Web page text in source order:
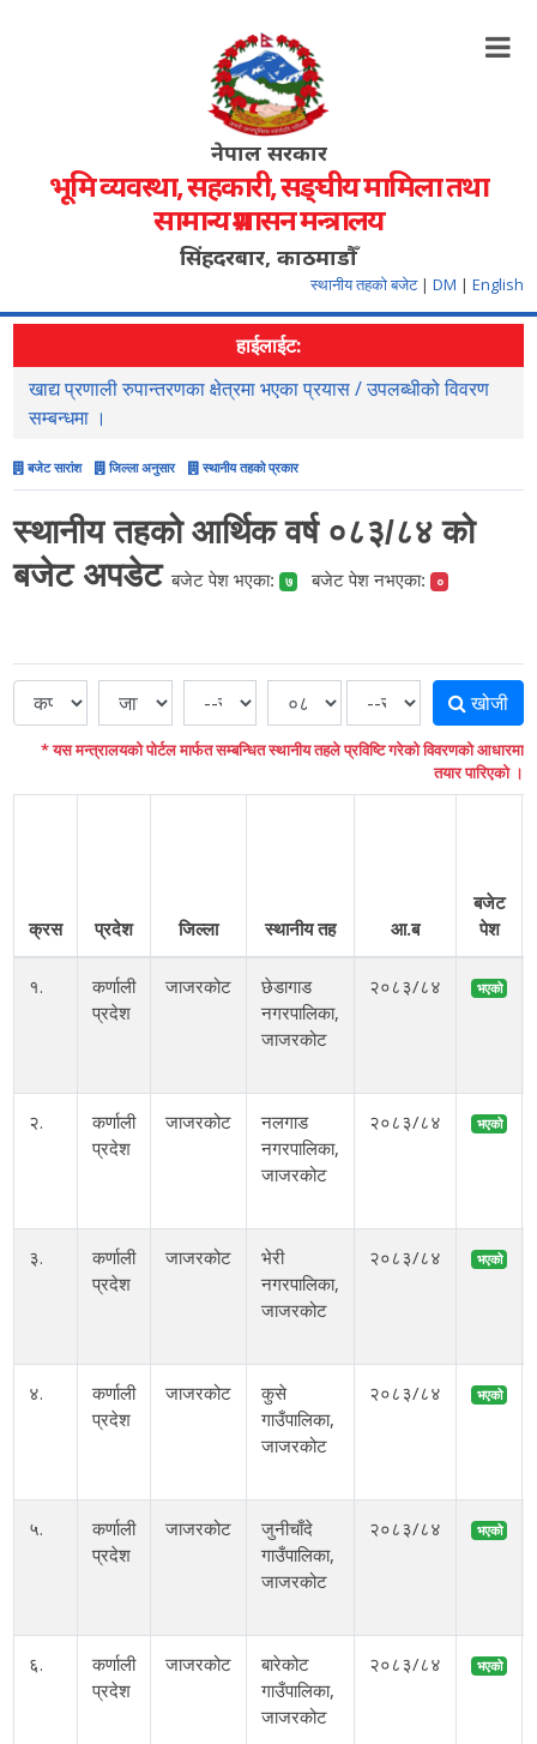
नेपाल सरकार
भूमि व्यवस्था, सहकारी, सङ्‍घीय मामिला तथा
सामान्य प्रशासन मन्त्रालय
सिंहदरबार, काठमाडौँ
स्थानीय तहको बजेट | DM | English
हाईलाईट:
खाद्य प्रणाली रुपान्तरणका क्षेत्रमा भएका प्रयास / उपलब्धीको विवरण
सम्बन्धमा ।
बजेट सारांश जिल्ला अनुसार स्थानीय तहको प्रकार
स्थानीय तहको आर्थिक वर्ष ०८३/८४ को
बजेट अपडेटबजेट पेश भएका: ७ बजेट पेश नभएका: ०
खोजी
* यस मन्त्रालयको पोर्टल मार्फत सम्बन्धित स्थानीय तहले प्रविष्टि गरेको विवरणको आधारमा
तयार पारिएको ।
क्रस प्रदेश जिल्ला स्थानीय तह आ.ब
बजेट
पेश
१.
कर्णाली
प्रदेश
जाजरकोट
छेडागाड
नगरपालिका,
जाजरकोट
२०८३/८४ भएको
२.
कर्णाली
प्रदेश
जाजरकोट
नलगाड
नगरपालिका,
जाजरकोट
२०८३/८४ भएको
३.
कर्णाली
प्रदेश
जाजरकोट
भेरी
नगरपालिका,
जाजरकोट
२०८३/८४ भएको
४.
कर्णाली
प्रदेश
जाजरकोट
कुसे
गाउँपालिका,
जाजरकोट
२०८३/८४ भएको
५.
कर्णाली
प्रदेश
जाजरकोट
जुनीचाँदे
गाउँपालिका,
जाजरकोट
२०८३/८४ भएको
६.
कर्णाली
प्रदेश
जाजरकोट
बारेकोट
गाउँपालिका,
जाजरकोट
२०८३/८४ भएको